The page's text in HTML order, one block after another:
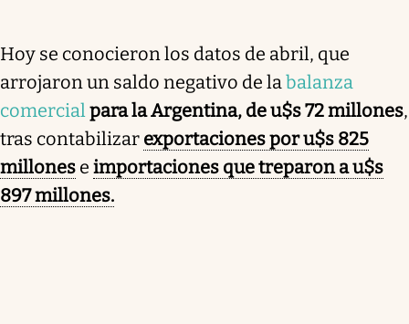
Hoy se conocieron los datos de abril, que
arrojaron un saldo negativo de labalanza
comercialpara la Argentina, de u$s 72 millones,
tras contabilizar exportaciones por u$s 825
millones e importaciones que treparon a u$s
897 millones.